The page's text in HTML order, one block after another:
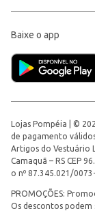
Baixe o app
Lojas Pompéia | ©
de pagamento
Artigos do Vestuário
Camaquã – RS CEP
o nº 87.345.021/
PROMOÇÕES:
Os descontos